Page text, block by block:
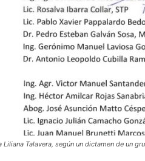
Talavera, según un dictamen de un